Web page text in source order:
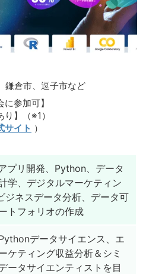
倉市、逗子市など
参加可】
】（※1）
サイト ）
プリ開発、Python、データ
学、デジタルマーケティン
ジネスデータ分析、データ可
トフォリオの作成
データサイエンス、エ
ケティング収益分析＆シミ
ータサイエンティストを目